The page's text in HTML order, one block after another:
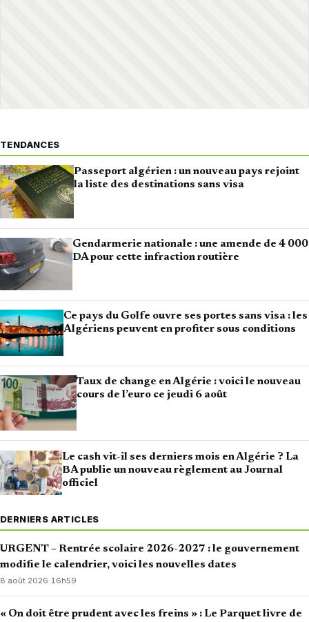
TENDANCES
Passeport algérien : un nouveau pays rejoint
la liste des destinations sans visa
Gendarmerie nationale : une amende de 4 000
DA pour cette infraction routière
Ce pays du Golfe ouvre ses portes sans visa : les
Algériens peuvent en profiter sous conditions
Taux de change en Algérie : voici le nouveau
cours de l’euro ce jeudi 6 août
Le cash vit-il ses derniers mois en Algérie ? La
BA publie un nouveau règlement au Journal
officiel
DERNIERS ARTICLES
URGENT – Rentrée scolaire 2026-2027 : le gouvernement
modifie le calendrier, voici les nouvelles dates
8 août 2026·16h59
« On doit être prudent avec les freins » : Le Parquet livre de